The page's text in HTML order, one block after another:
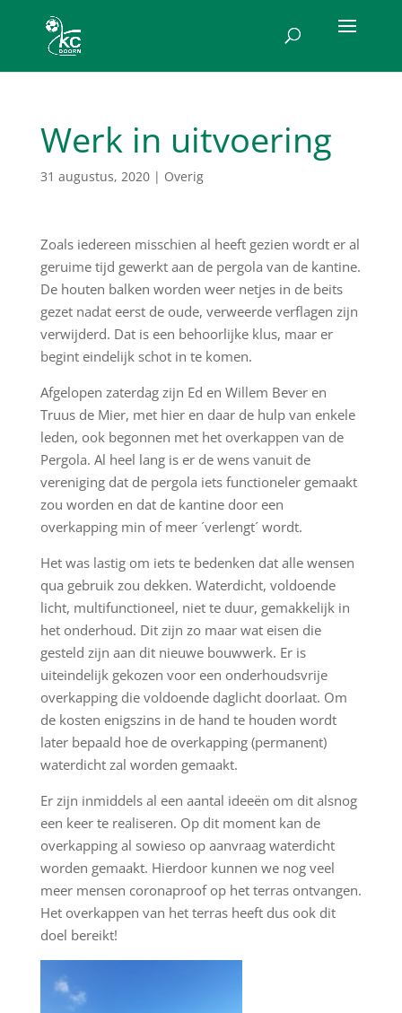
Werk in uitvoering
31 augustus, 2020| Overig
Zoals iedereen misschien al heeft gezien wordt er al
geruime tijd gewerkt aan de pergola van de kantine.
De houten balken worden weer netjes in de beits
gezet nadat eerst de oude, verweerde verflagen zijn
verwijderd. Dat is een behoorlijke klus, maar er
begint eindelijk schot in te komen.
Afgelopen zaterdag zijn Ed en Willem Bever en
Truus de Mier, met hier en daar de hulp van enkele
leden, ook begonnen met het overkappen van de
Pergola. Al heel lang is er de wens vanuit de
vereniging dat de pergola iets functioneler gemaakt
zou worden en dat de kantine door een
overkapping min of meer ´verlengt´ wordt.
Het was lastig om iets te bedenken dat alle wensen
qua gebruik zou dekken. Waterdicht, voldoende
licht, multifunctioneel, niet te duur, gemakkelijk in
het onderhoud. Dit zijn zo maar wat eisen die
gesteld zijn aan dit nieuwe bouwwerk. Er is
uiteindelijk gekozen voor een onderhoudsvrije
overkapping die voldoende daglicht doorlaat. Om
de kosten enigszins in de hand te houden wordt
later bepaald hoe de overkapping (permanent)
waterdicht zal worden gemaakt.
Er zijn inmiddels al een aantal ideeën om dit alsnog
een keer te realiseren. Op dit moment kan de
overkapping al sowieso op aanvraag waterdicht
worden gemaakt. Hierdoor kunnen we nog veel
meer mensen coronaproof op het terras ontvangen.
Het overkappen van het terras heeft dus ook dit
doel bereikt!